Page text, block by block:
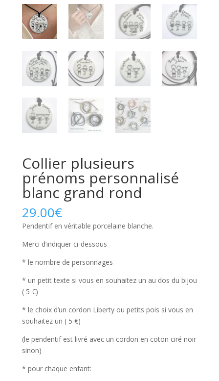
Collier plusieurs
prénoms personnalisé
blanc grand rond
29.00€
Pendentif en véritable porcelaine blanche.
Merci d’indiquer ci-dessous
* le nombre de personnages
* un petit texte si vous en souhaitez un au dos du bijou
( 5 €)
* le choix d’un cordon Liberty ou petits pois si vous en
souhaitez un ( 5 €)
(le pendentif est livré avec un cordon en coton ciré noir
sinon)
* pour chaque enfant: